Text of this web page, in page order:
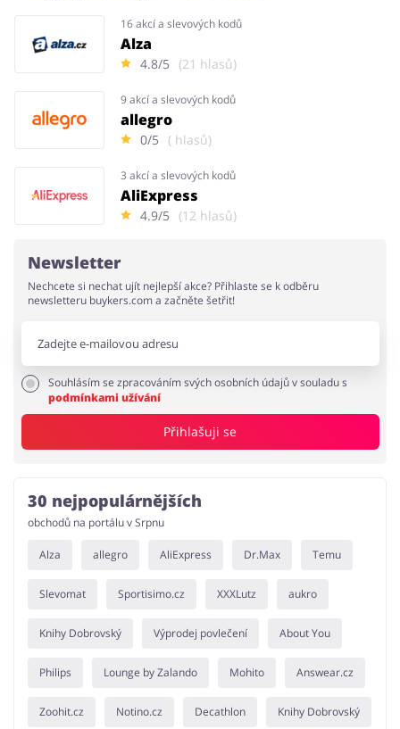
16 akcí a slevových kodů
Alza
4.8/5 (21 hlasů)
9 akcí a slevových kodů
allegro
0/5 ( hlasů)
3 akcí a slevových kodů
AliExpress
4.9/5 (12 hlasů)
Newsletter
Nechcete si nechat ujít nejlepší akce? Přihlaste se k odběru
newsletteru buykers.com a začněte šetřit!
Souhlásím se zpracováním svých osobních údajů v souladu s
podmínkami užívání
Přihlašuji se
30 nejpopulárnějších
obchodů na portálu v Srpnu
Alza allegro AliExpress Dr.Max Temu
Slevomat Sportisimo.cz XXXLutz aukro
Knihy Dobrovský Výprodej povlečení About You
Philips Lounge by Zalando Mohito Answear.cz
Zoohit.cz Notino.cz Decathlon Knihy Dobrovský